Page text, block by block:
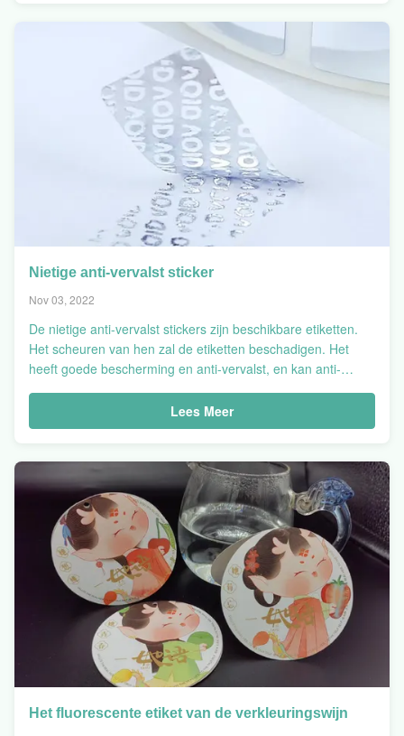
Etiket
Van
De
Metaalwijn
Nietige anti-vervalst sticker
Nov 03, 2022
De nietige anti-vervalst stickers zijn beschikbare etiketten.
Het scheuren van hen zal de etiketten beschadigen. Het
heeft goede bescherming en anti-vervalst, en kan anti-
vervalst technologie verhogen. Het is een anti-vervalst
product dat vele ondernemingen zullen gebruiken.
Lees MeerBekijk
Details
Anti-
Vervalst
Sticker
Het fluorescente etiket van de verkleuringswijn